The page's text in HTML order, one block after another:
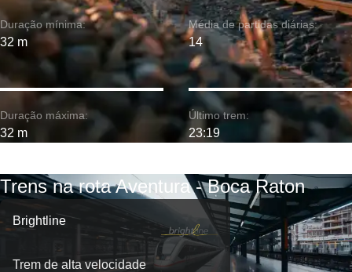
Duração mínima:
32 m
Duração máxima:
32 m
Média de partidas diárias:
14
Último trem:
23:19
Trens na rota Aventura - Boca Raton
Brightline
Trem de alta velocidade